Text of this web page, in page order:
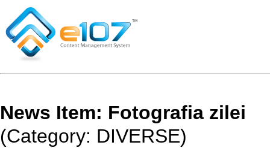
News Item: Fotografia zilei
(Category: DIVERSE)